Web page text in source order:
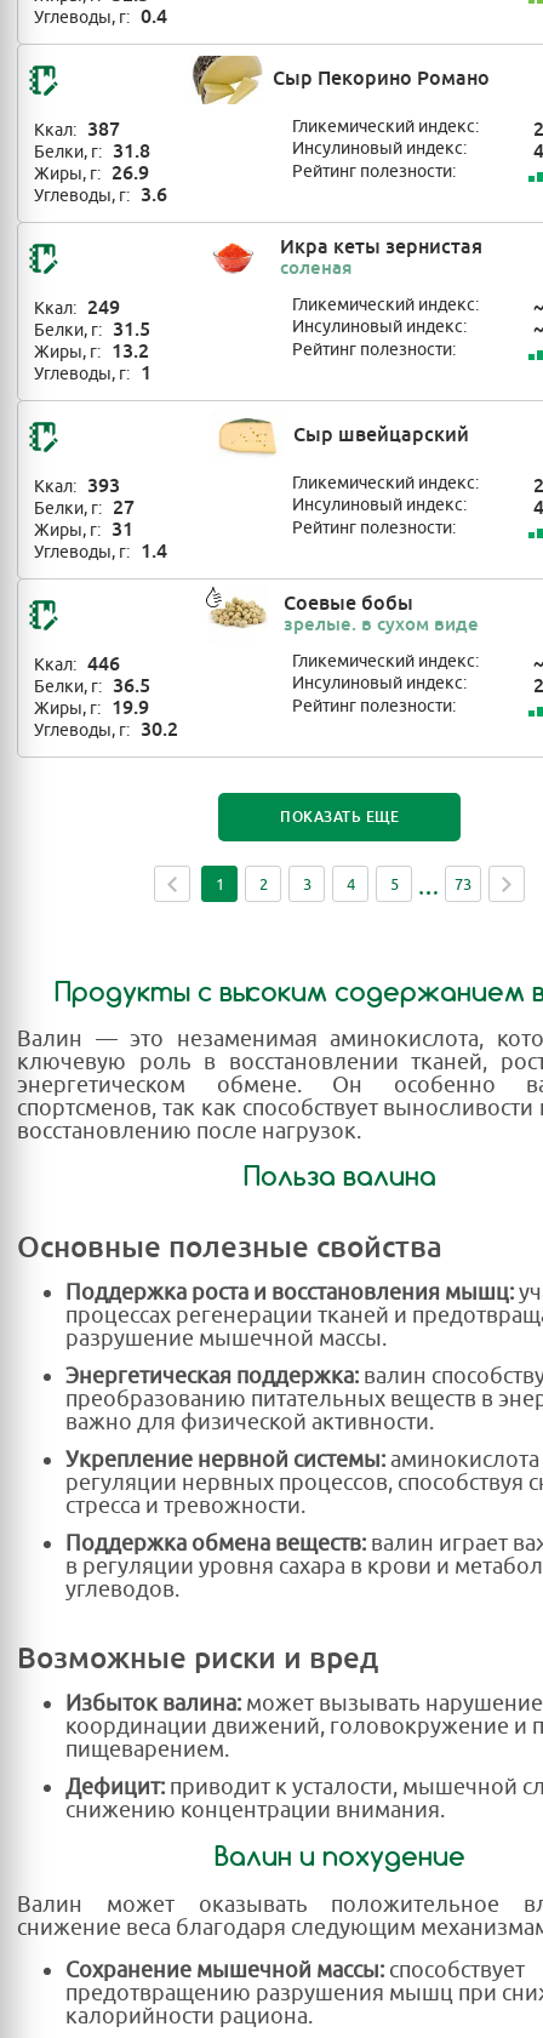
Углеводы, г: 0.4
Сыр Пекорино Романо
Ккал: 387
Белки, г: 31.8
Жиры, г: 26.9
Углеводы, г: 3.6
Гликемический индекс:
Инсулиновый индекс:
Рейтинг полезности:
Икра кеты зернистая
соленая
Ккал: 249
Белки, г: 31.5
Жиры, г: 13.2
Углеводы, г: 1
Гликемический индекс: ~
Инсулиновый индекс: ~
Рейтинг полезности:
Сыр швейцарский
Ккал: 393
Белки, г: 27
Жиры, г: 31
Углеводы, г: 1.4
Гликемический индекс:
Инсулиновый индекс:
Рейтинг полезности:
Соевые бобы
зрелые. в сухом виде
Ккал: 446
Белки, г: 36.5
Жиры, г: 19.9
Углеводы, г: 30.2
Гликемический индекс: ~
Инсулиновый индекс:
Рейтинг полезности:
ПОКАЗАТЬ ЕЩЕ
1 2 3 4 5 73
Продукты с высоким содержанием
Валин — это незаменимая аминокислота,
ключевую роль в восстановлении тканей,
энергетическом обмене. Он особенно
спортсменов, так как способствует
восстановлению после нагрузок.
Польза валина
Основные полезные свойства
Поддержка роста и восстановления мышц:
процессах регенерации тканей и
разрушение мышечной массы.
Энергетическая поддержка: валин
преобразованию питательных веществ в
важно для физической активности.
Укрепление нервной системы:аминокислота
регуляции нервных процессов, способствуя
стресса и тревожности.
Поддержка обмена веществ: валин играет
в регуляции уровня сахара в крови и
углеводов.
Возможные риски и вред
Избыток валина: может вызывать нарушение
координации движений, головокружение и
пищеварением.
Дефицит: приводит к усталости, мышечной
снижению концентрации внимания.
Валин и похудение
Валин может оказывать положительное
снижение веса благодаря следующим
Сохранение мышечной массы: способствует
предотвращению разрушения мышц при
калорийности рациона.